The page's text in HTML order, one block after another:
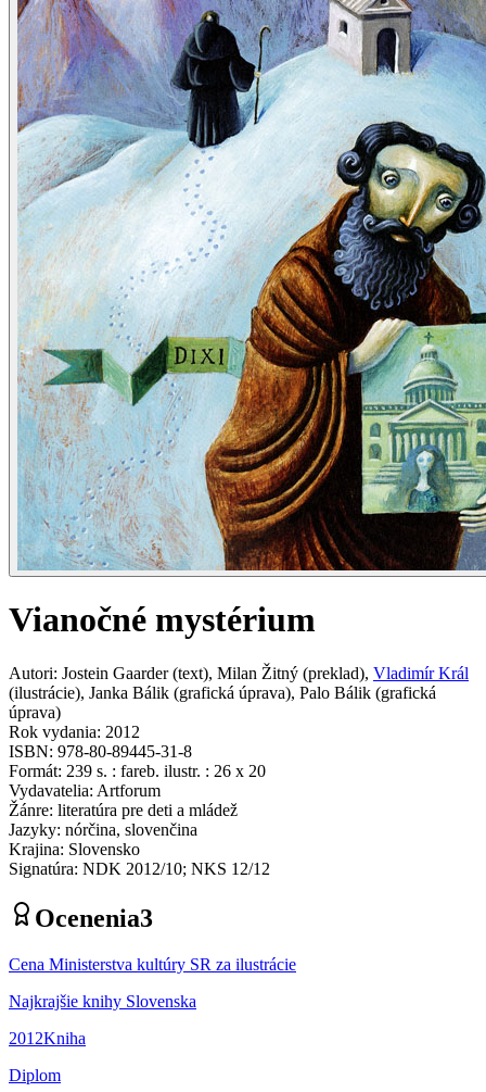
Vianočné mystérium
Autori: Jostein Gaarder(text), Milan Žitný (preklad), Vladimír Král
(ilustrácie), Janka Bálik (grafická úprava), Palo Bálik (grafická
úprava)
Rok vydania: 2012
ISBN: 978-80-89445-31-8
Formát: 239 s. : fareb. ilustr. : 26 x 20
Vydavatelia: Artforum
Žánre: literatúra pre deti a mládež
Jazyky: nórčina, slovenčina
Krajina: Slovensko
Signatúra: NDK 2012/10; NKS 12/12
Ocenenia3
Cena Ministerstva kultúry SR za ilustrácie
Najkrajšie knihy Slovenska
2012Kniha
Diplom